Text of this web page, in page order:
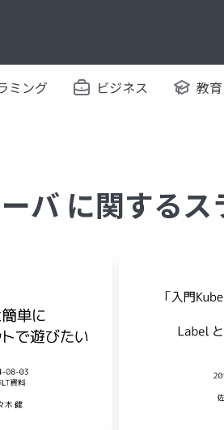
ミング ビジネス 教育
バ に関するス